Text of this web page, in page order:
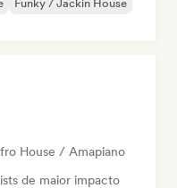
Funky / Jackin House
House / Amapiano
de maior impacto